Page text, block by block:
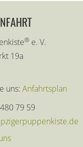
® e. V.
19a
uns: Anfahrtsplan
79 59